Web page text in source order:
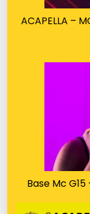
ACAPELLA –
Base Mc